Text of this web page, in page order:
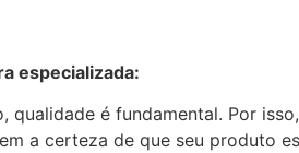
especializada:
qualidade é fundamental. Por
a certeza de que seu produto